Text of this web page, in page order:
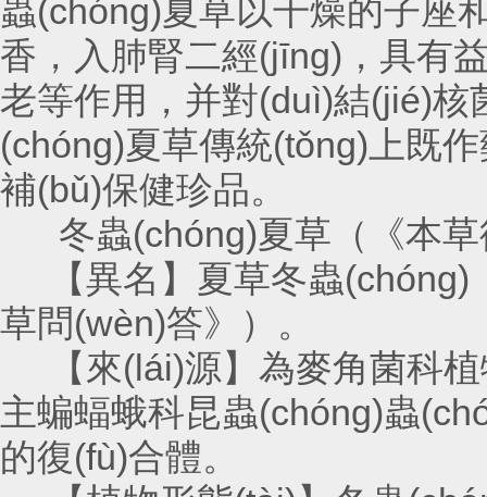
蟲(chóng)夏草以干燥的子座和
香，入肺腎二經(jīng)，具
老等作用，并對(duì)結
(chóng)夏草傳統(tǒng)上既作
補(bǔ)保健珍品。
冬蟲(chóng)夏草（《本草
【異名】夏草冬蟲(chóng)（
草問(wèn)答》）。
【來(lái)源】為麥角菌科植
主蝙蝠蛾科昆蟲(chóng)蟲
的復(fù)合體。